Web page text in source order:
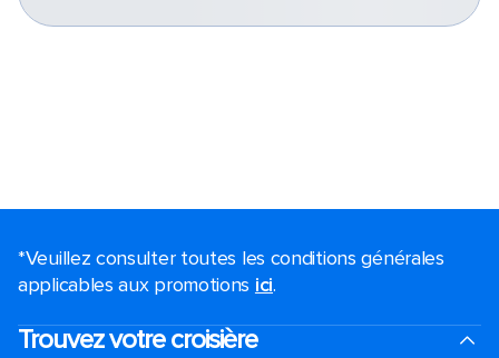
*Veuillez consulter toutes les conditions générales
applicables aux promotions ici.
Trouvez votre croisière